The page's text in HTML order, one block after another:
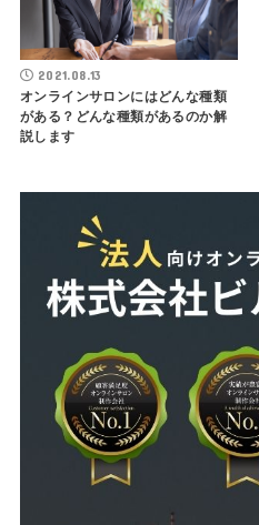
2021.08.13
オンラインサロンにはどんな種類
がある？どんな種類があるのか解
説します